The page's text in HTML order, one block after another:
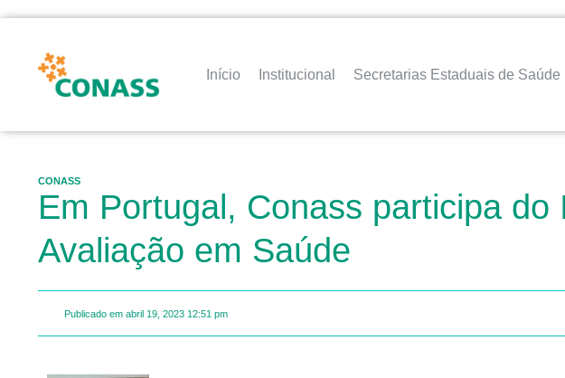
Início Institucional Secretarias Estaduais de Saúde
CONASS
Em Portugal, Conass participa
Avaliação em Saúde
Publicado em abril 19, 2023 12:51 pm